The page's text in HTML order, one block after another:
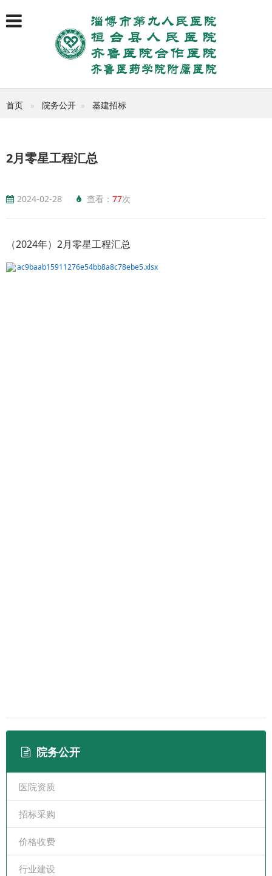
首页 院务公开 基建招标
2月零星工程汇总
2024-02-28 查看： 77次
（2024年）2月零星工程汇总
ac9baab15911276e54bb8a8c78ebe5.xlsx
院务公开
医院资质
招标采购
价格收费
行业建设